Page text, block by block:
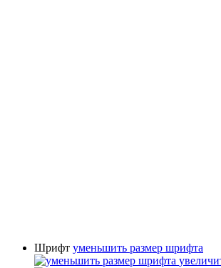
Шрифт уменьшить размер шрифта